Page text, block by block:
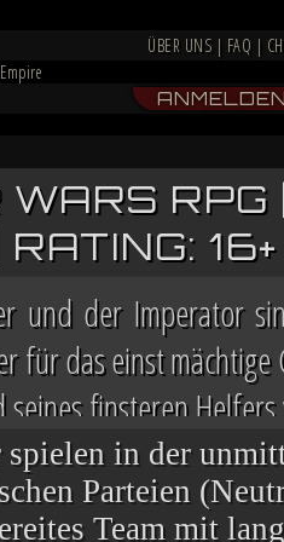
ÜBER UNS | FAQ |
WARS
RATING:
und der Imperator
für das einst
seines finsteren
auf vielen Welten,
spielen in der
Parteien
Team mit